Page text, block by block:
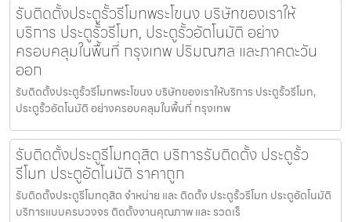
รับติดตั้งประตูรั้วรีโมทพระโขนง บริษัทของเราให้
บริการ ประตูรั้วรีโมท, ประตูรั้วอัตโนมัติ อย่าง
ครอบคลุมในพื้นที่ กรุงเทพ ปริมณฑล และภาคตะวัน
ออก
รับติดตั้งประตูรั้วรีโมทพระโขนง บริษัทของเราให้บริการ ประตูรั้วรีโมท,
ประตูรั้วอัตโนมัติ อย่างครอบคลุมในพื้นที่ กรุงเทพ
รับติดตั้งประตูรีโมทดุสิต บริการรับติดตั้ง ประตูรั้ว
รีโมท ประตูอัตโนมัติ ราคาถูก
รับติดตั้งประตูรีโมทดุสิต จำหน่าย และ ติดตั้ง ประตูรั้วรีโมท ประตูอัตโนมัติ
บริการแบบครบวงจร ติดตั้งงานคุณภาพ และ รวดเร็